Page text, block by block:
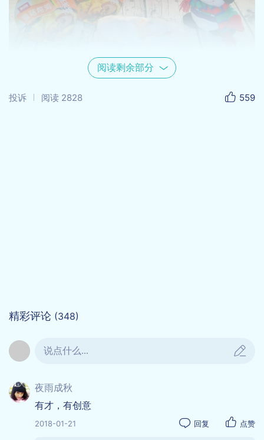
阅读剩余部分
投诉 阅读 2828 559
精彩评论 (348)
说点什么...
夜雨成秋
有才，有创意
2018-01-21 回复 点赞